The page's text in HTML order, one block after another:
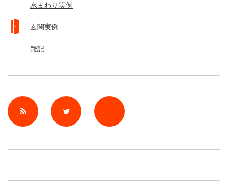
水まわり実例
玄関実例
雑記
Twitter